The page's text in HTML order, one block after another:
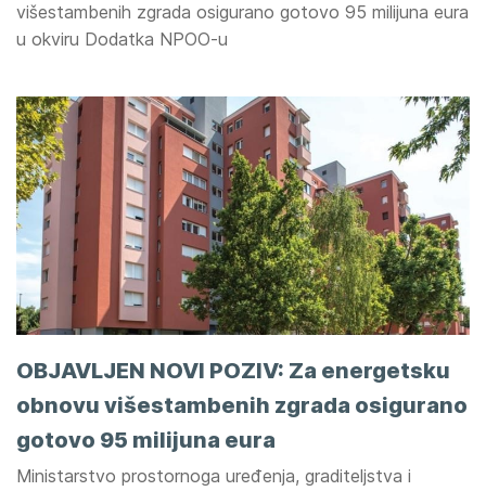
višestambenih zgrada osigurano gotovo 95 milijuna eura
u okviru Dodatka NPOO-u
OBJAVLJEN NOVI POZIV: Za energetsku
obnovu višestambenih zgrada osigurano
gotovo 95 milijuna eura
Ministarstvo prostornoga uređenja, graditeljstva i